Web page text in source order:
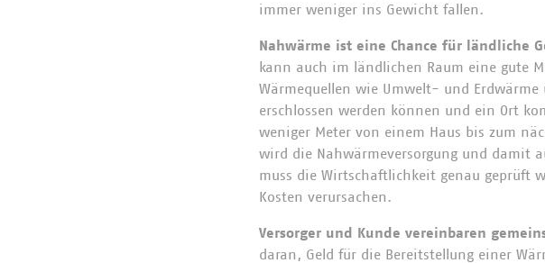
immer weniger ins Gewicht fallen.
Nahwärme ist eine Chance für ländliche
kann auch im ländlichen Raum eine gute
Wärmequellen wie Umwelt- und
erschlossen werden können und ein Ort
weniger Meter von einem Haus bis zum
wird die Nahwärmeversorgung und damit
muss die Wirtschaftlichkeit genau geprüft
Kosten verursachen.
Versorger und Kunde vereinbaren
daran, Geld für die Bereitstellung einer